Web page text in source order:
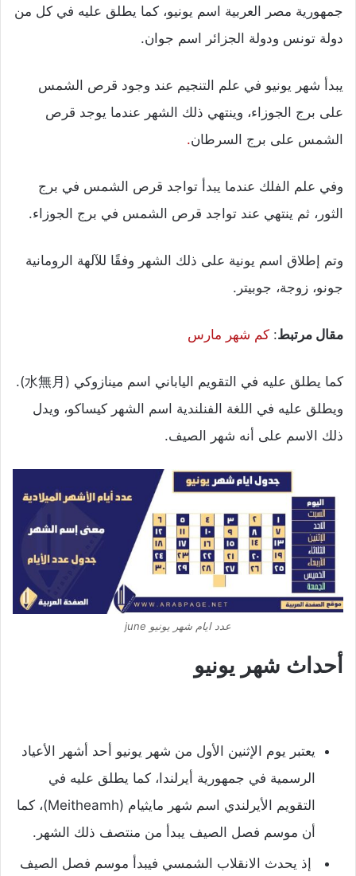
جمهورية مصر العربية اسم يونيو، كما يطلق عليه في كل من
دولة تونس ودولة الجزائر اسم جوان.
يبدأ شهر يونيو في علم التنجيم عند وجود قرص الشمس
على برج الجوزاء، وينتهي ذلك الشهر عندما يوجد قرص
الشمس على برج السرطان.
وفي علم الفلك عندما يبدأ تواجد قرص الشمس في برج
الثور، ثم ينتهي عند تواجد قرص الشمس في برج الجوزاء.
وتم إطلاق اسم يونية على ذلك الشهر وفقًا للآلهة الرومانية
جونو، زوجة، جوبيتر.
مقال مرتبط: كم شهر مارس
كما يطلق عليه في التقويم الياباني اسم مينازوكي (水無月).
ويطلق عليه في اللغة الفنلندية اسم الشهر كيساكو، ويدل
ذلك الاسم على أنه شهر الصيف.
عدد ايام شهر يونيو june
أحداث شهر يونيو
يعتبر يوم الإثنين الأول من شهر يونيو أحد أشهر الأعياد
الرسمية في جمهورية أيرلندا، كما يطلق عليه في
التقويم الأيرلندي اسم شهر مايثيام (Meitheamh)، كما
أن موسم فصل الصيف يبدأ من منتصف ذلك الشهر.
إذ يحدث الانقلاب الشمسي فيبدأ موسم فصل الصيف